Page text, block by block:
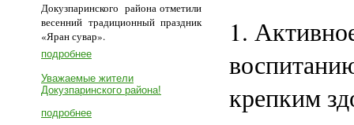
Докузпаринского района отметили
весенний традиционный праздник
«Яран сувар».
подробнее
Уважаемые жители
Докузпаринского района!
подробнее
1.
крепким